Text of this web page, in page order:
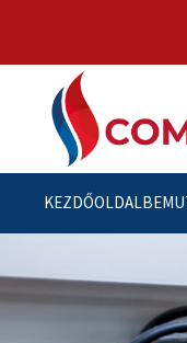
KEZDŐOLDAL